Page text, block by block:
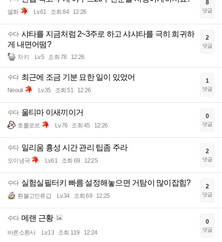
델화 Lv.61 조회 84 12:26
8
댓글
수다 샤타를 지금처럼 2~3주로 하고 샤샤타를 극히 희귀하
게 내면어떰?
차키 Lv.5 조회 78 12:26
2
댓글
수다 최근에 조금 기분 묘한 일이 있었어
Neouli Lv.35 조회 51 12:26
1
댓글
수다 울티마 이새끼이거
호롤로르 Lv.76 조회 45 12:26
0
댓글
수다 일리움 흉성 시간 관리 팁좀 주라
오이냉국 Lv.61 조회 69 12:25
2
댓글
수다 실험실필터키 빠름 설정해놓으면 거탐이 많이잡힘?
환불고민류갑 Lv.34 조회 69 12:25
2
댓글
수다 메랜 근황
바른소환사 Lv.13 조회 119 12:24
0
댓글